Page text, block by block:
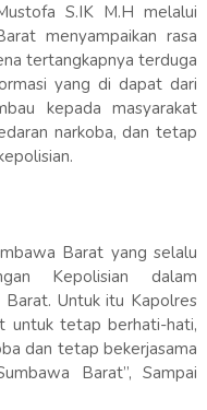
S.IK M.H melalui
menyampaikan rasa
tertangkapnya terduga
yang di dapat dari
kepada masyarakat
narkoba, dan tetap
Barat yang selalu
Kepolisian dalam
Untuk itu Kapolres
untuk tetap berhati-hati,
dan tetap bekerjasama
Barat”, Sampai